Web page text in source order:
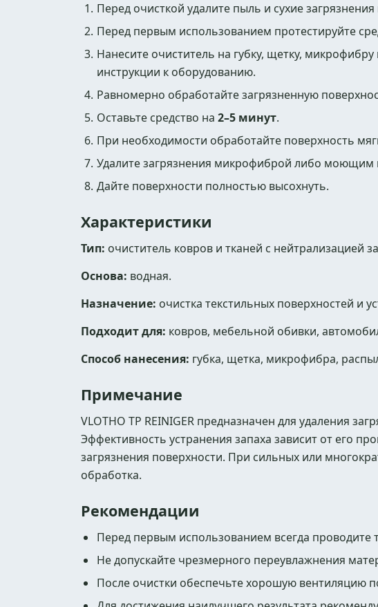
Перед очисткой удалите пыль и сухие
Перед первым использованием протестируйте
Нанесите очиститель на губку, щетку,
инструкции к оборудованию.
Равномерно обработайте загрязненную
Оставьте средство на2–5 минут.
При необходимости обработайте поверхность
Удалите загрязнения микрофиброй либо моющим
Дайте поверхности полностью высохнуть.
Характеристики
Тип: очиститель ковров и тканей с нейтрализацией
Основа: водная.
Назначение: очистка текстильных поверхностей и
Подходит для: ковров, мебельной обивки,
Способ нанесения: губка, щетка, микрофибра,
Примечание
VLOTHO TP REINIGER предназначен для удаления
Эффективность устранения запаха зависит от его
загрязнения поверхности. При сильных или
обработка.
Рекомендации
Перед первым использованием всегда проводите
Не допускайте чрезмерного переувлажнения
После очистки обеспечьте хорошую вентиляцию